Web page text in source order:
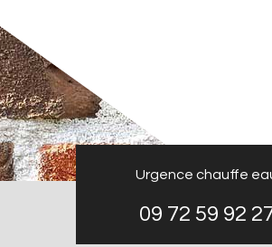
Urgence chauffe
09 72 59 92